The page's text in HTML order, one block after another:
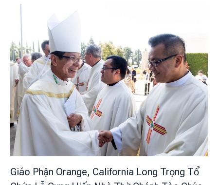
Giáo Phận Orange, California Long Trọng Tổ